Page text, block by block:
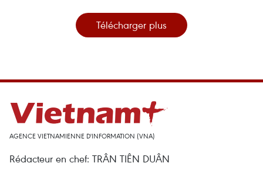
Télécharger plus
AGENCE VIETNAMIENNE D'INFORMATION (VNA)
Rédacteur en chef: TRÂN TIÊN DUÂN